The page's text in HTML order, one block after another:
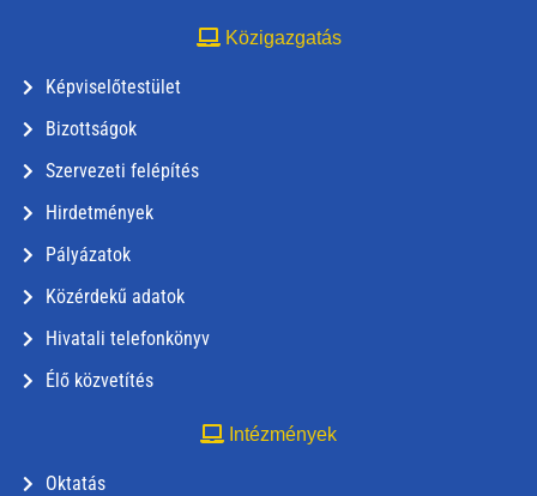
Közigazgatás
Képviselőtestület
Bizottságok
Szervezeti felépítés
Hirdetmények
Pályázatok
Közérdekű adatok
Hivatali telefonkönyv
Élő közvetítés
Intézmények
Oktatás